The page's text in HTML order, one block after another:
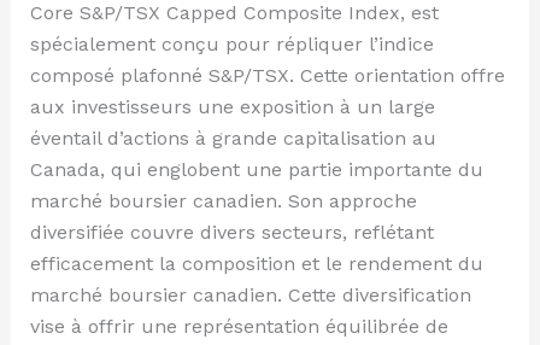
Core S&P/TSX Capped Composite Index, est
spécialement conçu pour répliquer l’indice
composé plafonné S&P/TSX. Cette orientation offre
aux investisseurs une exposition à un large
éventail d’actions à grande capitalisation au
Canada, qui englobent une partie importante du
marché boursier canadien. Son approche
diversifiée couvre divers secteurs, reflétant
efficacement la composition et le rendement du
marché boursier canadien. Cette diversification
vise à offrir une représentation équilibrée de